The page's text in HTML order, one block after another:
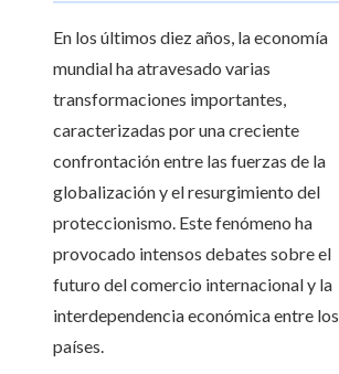
En los últimos diez años, la economía
mundial ha atravesado varias
transformaciones importantes,
caracterizadas por una creciente
confrontación entre las fuerzas de la
globalización y el resurgimiento del
proteccionismo. Este fenómeno ha
provocado intensos debates sobre el
futuro del comercio internacional y la
interdependencia económica entre los
países.